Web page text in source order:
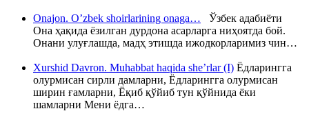
Onajon. O’zbek shoirlarining onaga… Ўзбек адабиёти
Она ҳақида ёзилган дурдона асарларга ниҳоятда бой.
Онани улуғлашда, мадҳ этишда ижодкорларимиз чин…
Xurshid Davron. Muhabbat haqida she’rlar (I) Ёдларингга
олурмисан сирли дамларни, Ёдларингга олурмисан
ширин ғамларни, Ёқиб қўйиб тун қўйнида ёки
шамларни Мени ёдга…